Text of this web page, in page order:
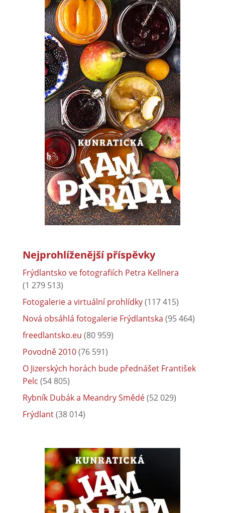
Nejprohlíženější příspěvky
Frýdlantsko ve fotografiích Petra Kellnera
(1 279 513)
Fotogalerie a virtuální prohlídky(117 415)
Nová obsáhlá fotogalerie Frýdlantska (95 464)
freedlantsko.eu (80 959)
Povodně 2010(76 591)
O Jizerských horách bude přednášet František
Pelc (54 805)
Rybník Dubák a Meandry Smědé(52 029)
Frýdlant(38 014)